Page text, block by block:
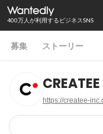
400万人が利用するビジネスSNS
募集 ストーリー
https://createe-